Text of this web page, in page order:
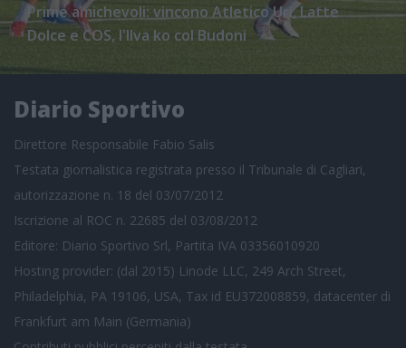
Prime amichevoli: vincono Atletico Uri, Latte
Dolce e COS, l'Ilva ko col Budoni
Diario Sportivo
Direttore Responsabile Fabio Salis
Testata giornalistica registrata presso il Tribunale di Cagliari,
autorizzazione n. 18 del 03/07/2012
Iscrizione al ROC n. 22685 del 03/08/2012
Editore: Diario Sportivo Srl, Partita IVA 03356010920
Hosting provider: (dal 2015) Linode LLC, 249 Arch Street,
Philadelphia, PA 19106, USA, Tax id EU372008859, datacenter di
Frankfurt am Main (Germania)